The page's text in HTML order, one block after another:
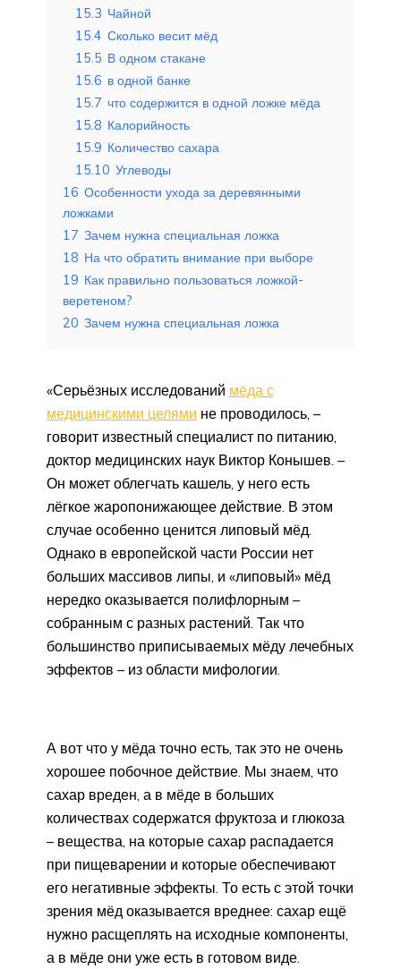
15.3 Чайной
15.4 Сколько весит мёд
15.5 В одном стакане
15.6 в одной банке
15.7 что содержится в одной ложке мёда
15.8 Калорийность
15.9 Количество сахара
15.10 Углеводы
16 Особенности ухода за деревянными
ложками
17 Зачем нужна специальная ложка
18 На что обратить внимание при выборе
19 Как правильно пользоваться ложкой-
веретеном?
20 Зачем нужна специальная ложка
«Серьёзных исследований мёда с
медицинскими целями не проводилось, –
говорит известный специалист по питанию,
доктор медицинских наук Виктор Конышев. –
Он может облегчать кашель, у него есть
лёгкое жаропонижающее дейст­вие. В этом
случае особенно ценится липовый мёд.
Однако в европейской части России нет
больших массивов липы, и «липовый» мёд
нередко оказывается поли­флорным –
собранным с разных растений. Так что
большинство приписываемых мёду лечебных
эффектов – из области мифологии.
А вот что у мёда точно есть, так это не очень
хорошее побочное действие. Мы знаем, что
сахар вреден, а в мёде в больших
количествах содержатся фруктоза и глюкоза
– вещества, на которые сахар распадается
при пищеварении и которые обеспечивают
его негативные эффекты. То есть с этой точки
зрения мёд оказывается вреднее: сахар ещё
нужно расщеплять на исходные компоненты,
а в мёде они уже есть в готовом виде.